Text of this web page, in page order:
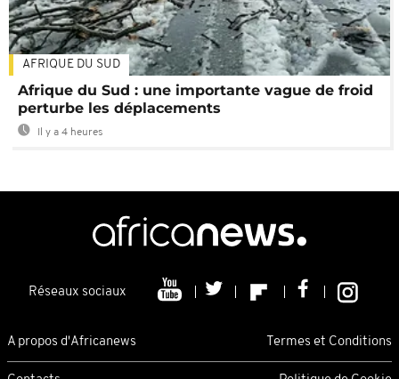
AFRIQUE DU SUD
Afrique du Sud : une importante vague de froid
perturbe les déplacements
Il y a 4 heures
Réseaux sociaux
A propos d'Africanews Termes et Conditions